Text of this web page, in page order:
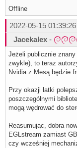
Offline
2022-05-15 01:39:26
Jacekalex -
Jeżeli publicznie
zwykle), to teraz
Nvidia z Mesą będzie
Przy okazji łatki
poszczególnymi
mogą wędrować do
Reasumując, dobra
EGLstream zamiast
czy wcześniej